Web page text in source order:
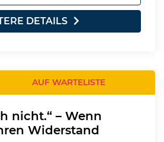
DETAILS
AUF WARTELISTE
nicht.“ – Wenn
Widerstand